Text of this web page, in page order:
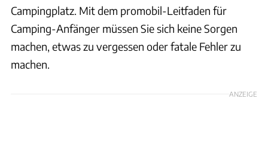
Campingplatz. Mit dem promobil-Leitfaden für
Camping-Anfänger müssen Sie sich keine Sorgen
machen, etwas zu vergessen oder fatale Fehler zu
machen.
ANZEIGE